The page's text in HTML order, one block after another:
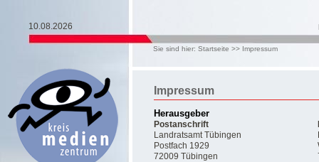
10.08.2026
Sie sind hier: Startseite >> Impressum
Impressum
Herausgeber
Postanschrift
Landratsamt Tübingen
Postfach 1929
72009 Tübingen